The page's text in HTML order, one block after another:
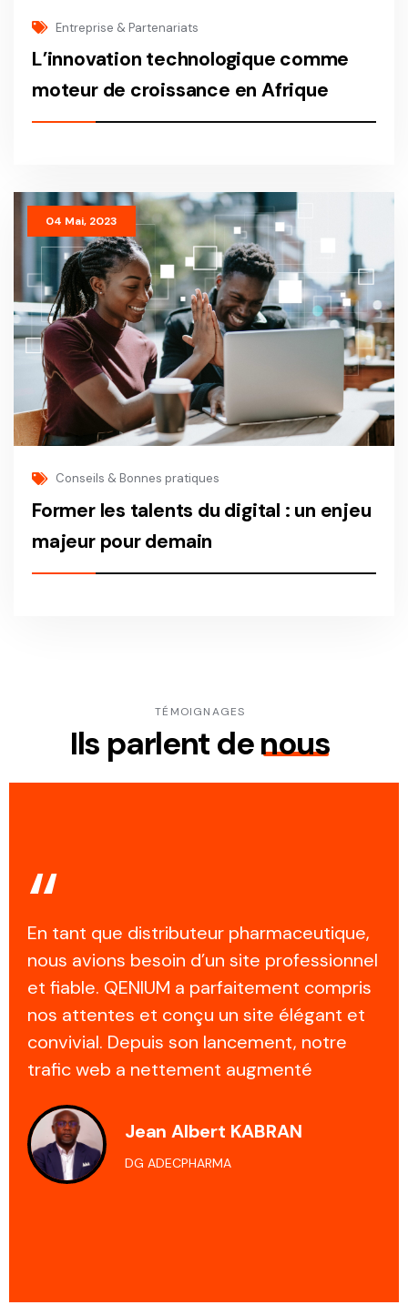
Entreprise & Partenariats
L’innovation technologique comme
moteur de croissance en Afrique
04 Mai, 2023
Conseils & Bonnes pratiques
Former les talents du digital : un enjeu
majeur pour demain
TÉMOIGNAGES
Ils parlent denous
“
En tant que distributeur pharmaceutique,
nous avions besoin d’un site professionnel
et fiable. QENIUM a parfaitement compris
nos attentes et conçu un site élégant et
convivial. Depuis son lancement, notre
trafic web a nettement augmenté
Jean Albert KABRAN
DG ADECPHARMA